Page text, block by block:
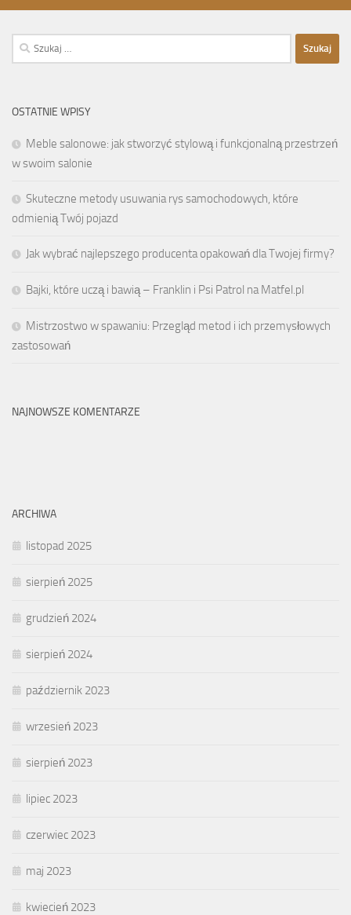
Szukaj:
OSTATNIE WPISY
Meble salonowe: jak stworzyć stylową i funkcjonalną przestrzeń
w swoim salonie
Skuteczne metody usuwania rys samochodowych, które
odmienią Twój pojazd
Jak wybrać najlepszego producenta opakowań dla Twojej firmy?
Bajki, które uczą i bawią – Franklin i Psi Patrol na Matfel.pl
Mistrzostwo w spawaniu: Przegląd metod i ich przemysłowych
zastosowań
NAJNOWSZE KOMENTARZE
ARCHIWA
listopad 2025
sierpień 2025
grudzień 2024
sierpień 2024
październik 2023
wrzesień 2023
sierpień 2023
lipiec 2023
czerwiec 2023
maj 2023
kwiecień 2023